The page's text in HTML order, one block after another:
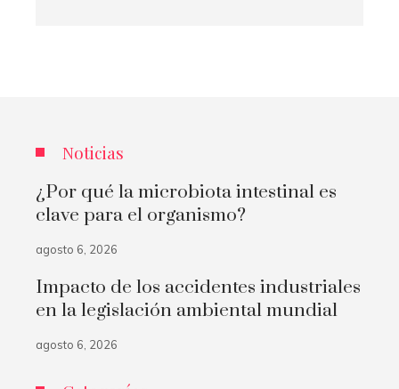
Noticias
¿Por qué la microbiota intestinal es
clave para el organismo?
agosto 6, 2026
Impacto de los accidentes industriales
en la legislación ambiental mundial
agosto 6, 2026